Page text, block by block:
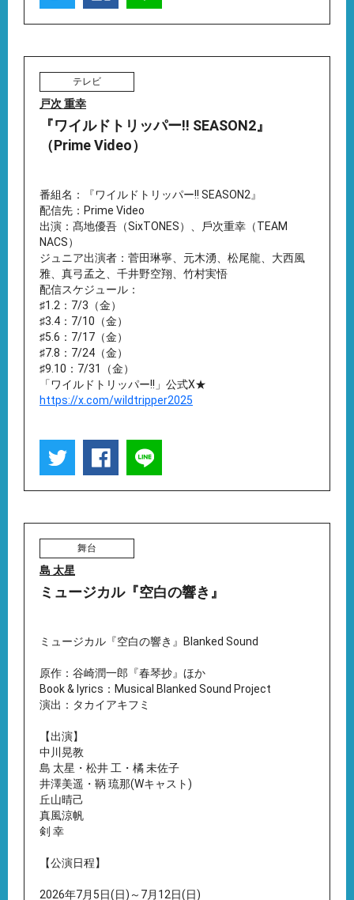
テレビ
戸次 重幸
『ワイルドトリッパー!! SEASON2』
（Prime Video）
番組名：『ワイルドトリッパー!! SEASON2』
配信先：Prime Video
出演：髙地優吾（SixTONES）、⼾次重幸（TEAM
NACS）
ジュニア出演者：菅⽥琳寧、元⽊湧、松尾⿓、⼤⻄⾵
雅、真⼸孟之、千井野空翔、⽵村実悟
配信スケジュール：
♯1.2：7/3（金）
♯3.4：7/10（金）
♯5.6：7/17（金）
♯7.8：7/24（金）
♯9.10：7/31（金）
「ワイルドトリッパー!!」公式X★
https://x.com/wildtripper2025
舞台
島 太星
ミュージカル『空白の響き』
ミュージカル『空白の響き』Blanked Sound
原作：谷崎潤一郎『春琴抄』ほか
Book & lyrics：Musical Blanked Sound Project
演出：タカイアキフミ
【出演】
中川晃教
島 太星・松井 工・橘 未佐子
井澤美遥・鞆 琉那(Wキャスト)
丘山晴己
真風涼帆
剣 幸
【公演日程】
2026年7月5日(日)～7月12日(日)